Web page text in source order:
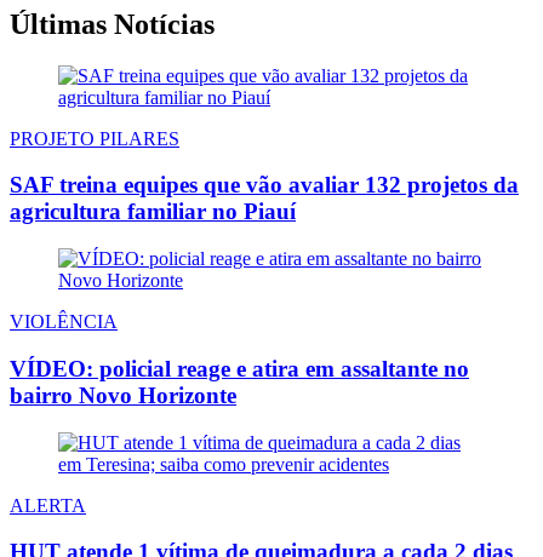
Últimas Notícias
PROJETO PILARES
SAF treina equipes que vão avaliar 132 projetos da
agricultura familiar no Piauí
VIOLÊNCIA
VÍDEO: policial reage e atira em assaltante no
bairro Novo Horizonte
ALERTA